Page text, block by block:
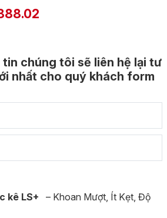
chúng tôi sẽ liên hệ lại tư
nhất cho quý khách form
kê LS+
– Khoan Mượt, Ít Kẹt, Độ